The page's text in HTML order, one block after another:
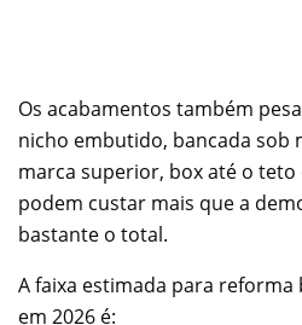
Os acabamentos também
nicho embutido, bancada sob
marca superior, box até o
podem custar mais que a
bastante o total.
A faixa estimada para reforma
em 2026 é: